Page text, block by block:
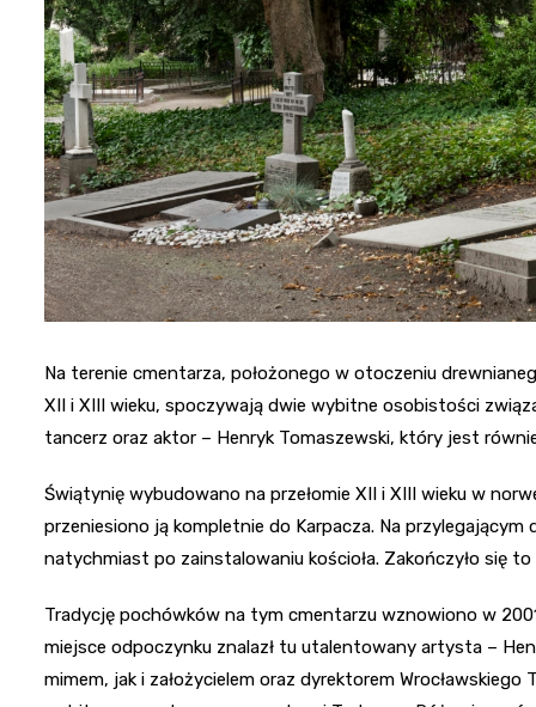
Na terenie cmentarza, położonego w otoczeniu
XII i XIII wieku, spoczywają dwie wybitne osobistości
tancerz oraz aktor – Henryk Tomaszewski, który jest
Świątynię wybudowano na przełomie XII i XIII wieku w
przeniesiono ją kompletnie do Karpacza. Na
natychmiast po zainstalowaniu kościoła. Zakończyło się
Tradycję pochówków na tym cmentarzu wznowiono w
miejsce odpoczynku znalazł tu utalentowany artysta –
mimem, jak i założycielem oraz dyrektorem